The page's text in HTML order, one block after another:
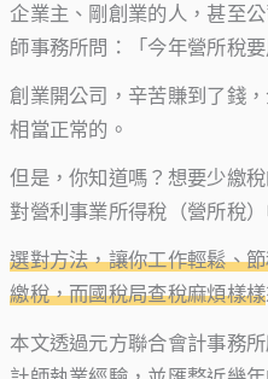
企業主、剛創業的人，甚至
師事務所問：「今年營所稅
創業開公司，辛苦賺到了錢
相當正常的。
但是，你知道嗎？想要少繳
對營利事業所得稅（營所稅）
選對方法，讓你工作輕鬆、
繳稅，而國稅局查稅麻煩樣樣
本文透過元方聯合會計事務